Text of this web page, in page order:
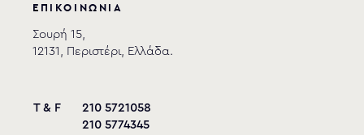
ΕΠΙΚΟΙΝΩΝΙΑ
Σουρή 15,
12131, Περιστέρι, Ελλάδα.
T & F
210 5721058
210 5774345